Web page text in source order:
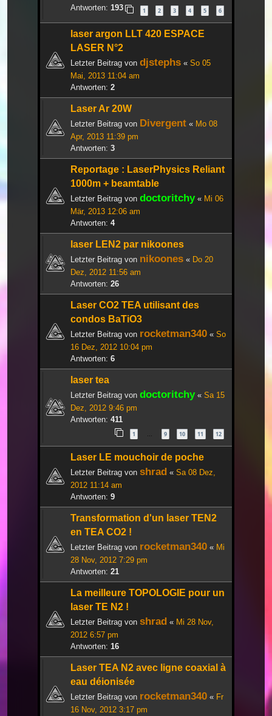
Antworten: 193 1 2 3 4 5 6
laser argon LLT 420 ESPACE
LASER N°2
Letzter Beitrag von djstephs « So 05
Mai, 2013 11:04 am
Antworten: 2
Laser Ar 20W
Letzter Beitrag von Divergent « Mo 08
Apr, 2013 11:39 pm
Antworten: 3
Reportage : LaserPhysics Reliant
1000m + beamtable
Letzter Beitrag von doctoritchy« Mi 06
Mär, 2013 12:06 am
Antworten: 4
laser LEN2 par nikoones
Letzter Beitrag von nikoones « Do 20
Dez, 2012 11:56 am
Antworten: 26
Laser CO2 TEA utilisant des
condos BaTiO3
Letzter Beitrag von rocketman340 « So
16 Dez, 2012 10:04 pm
Antworten: 6
laser tea
Letzter Beitrag von doctoritchy« Sa 15
Dez, 2012 9:46 pm
Antworten: 411
1 … 9 10 11 12
Laser LE mouchoir de poche
Letzter Beitrag von shrad « Sa 08 Dez,
2012 11:14 am
Antworten: 9
Transformation d'un laser TEN2
en TEA CO2 !
Letzter Beitrag von rocketman340 « Mi
28 Nov, 2012 7:29 pm
Antworten: 21
La meilleure TOPOLOGIE pour un
laser TE N2 !
Letzter Beitrag von shrad « Mi 28 Nov,
2012 6:57 pm
Antworten: 16
Laser TEA N2 avec ligne coaxial à
eau déionisée
Letzter Beitrag von rocketman340 « Fr
16 Nov, 2012 3:17 pm